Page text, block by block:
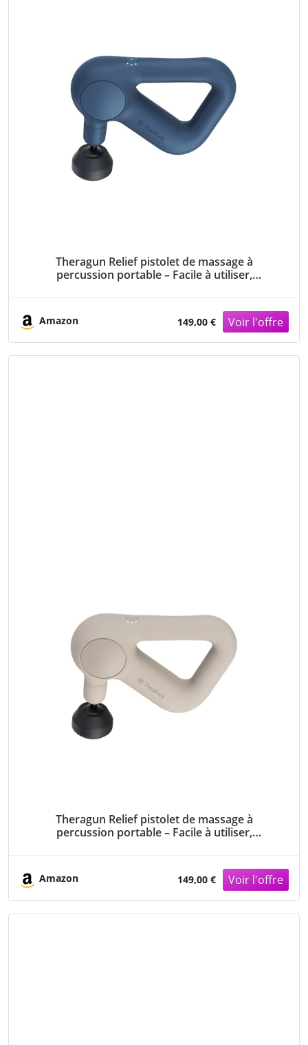
Theragun Relief pistolet de massage à
percussion portable – Facile à utiliser,
épaules et le corps-Marine
Amazon 149,00 €
Theragun Relief pistolet de massage à
percussion portable – Facile à utiliser,
Amazon 149,00 €